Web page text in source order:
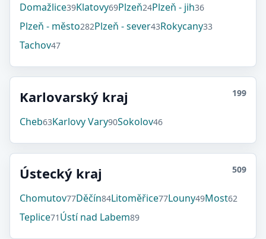
Domažlice39Klatovy69Plzeň24Plzeň - jih36
Plzeň - město282Plzeň - sever43Rokycany33
Tachov47
Karlovarský kraj 199
Cheb63Karlovy Vary90Sokolov46
Ústecký kraj 509
Chomutov77Děčín84Litoměřice77Louny49Most62
Teplice71 Ústí nad Labem89